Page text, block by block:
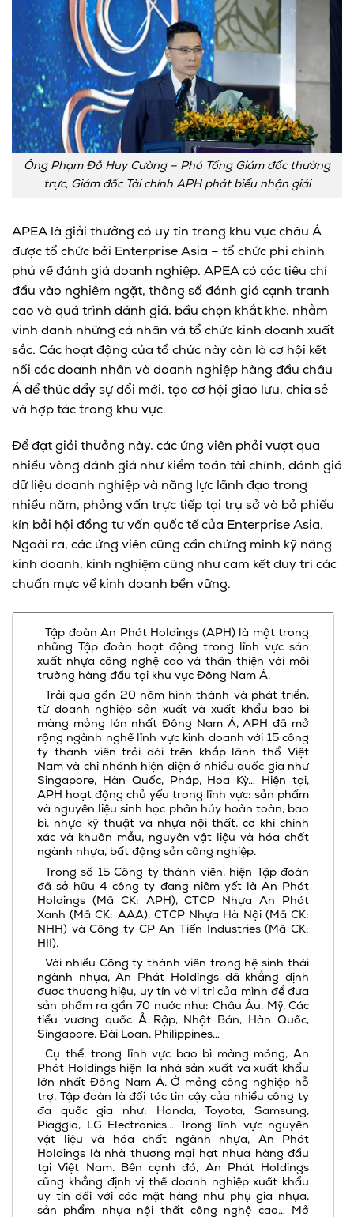
Ông Phạm Đỗ Huy Cường – Phó Tổng Giám đốc thường
trực, Giám đốc Tài chính APH phát biểu nhận giải
APEA là giải thưởng có uy tín trong khu vực châu Á
được tổ chức bởi Enterprise Asia – tổ chức phi chính
phủ về đánh giá doanh nghiệp. APEA có các tiêu chí
đầu vào nghiêm ngặt, thông số đánh giá cạnh tranh
cao và quá trình đánh giá, bầu chọn khắt khe, nhằm
vinh danh những cá nhân và tổ chức kinh doanh xuất
sắc. Các hoạt động của tổ chức này còn là cơ hội kết
nối các doanh nhân và doanh nghiệp hàng đầu châu
Á để thúc đẩy sự đổi mới, tạo cơ hội giao lưu, chia sẻ
và hợp tác trong khu vực.
Để đạt giải thưởng này, các ứng viên phải vượt qua
nhiều vòng đánh giá như kiểm toán tài chính, đánh giá
dữ liệu doanh nghiệp và năng lực lãnh đạo trong
nhiều năm, phỏng vấn trực tiếp tại trụ sở và bỏ phiếu
kín bởi hội đồng tư vấn quốc tế của Enterprise Asia.
Ngoài ra, các ứng viên cũng cần chứng minh kỹ năng
kinh doanh, kinh nghiệm cũng như cam kết duy trì các
chuẩn mực về kinh doanh bền vững.
Tập đoàn An Phát Holdings (APH) là một trong
những Tập đoàn hoạt động trong lĩnh vực sản
xuất nhựa công nghệ cao và thân thiện với môi
trường hàng đầu tại khu vực Đông Nam Á.
Trải qua gần 20 năm hình thành và phát triển,
từ doanh nghiệp sản xuất và xuất khẩu bao bì
màng mỏng lớn nhất Đông Nam Á, APH đã mở
rộng ngành nghề lĩnh vực kinh doanh với 15 công
ty thành viên trải dài trên khắp lãnh thổ Việt
Nam và chi nhánh hiện diện ở nhiều quốc gia như
Singapore, Hàn Quốc, Pháp, Hoa Kỳ… Hiện tại,
APH hoạt động chủ yếu trong lĩnh vực: sản phẩm
và nguyên liệu sinh học phân hủy hoàn toàn, bao
bì, nhựa kỹ thuật và nhựa nội thất, cơ khí chính
xác và khuôn mẫu, nguyên vật liệu và hóa chất
ngành nhựa, bất động sản công nghiệp.
Trong số 15 Công ty thành viên, hiện Tập đoàn
đã sở hữu 4 công ty đang niêm yết là An Phát
Holdings (Mã CK: APH), CTCP Nhựa An Phát
Xanh (Mã CK: AAA), CTCP Nhựa Hà Nội (Mã CK:
NHH) và Công ty CP An Tiến Industries (Mã CK:
HII).
Với nhiều Công ty thành viên trong hệ sinh thái
ngành nhựa, An Phát Holdings đã khẳng định
được thương hiệu, uy tín và vị trí của mình để đưa
sản phẩm ra gần 70 nước như: Châu Âu, Mỹ, Các
tiểu vương quốc Ả Rập, Nhật Bản, Hàn Quốc,
Singapore, Đài Loan, Philippines…
Cụ thể, trong lĩnh vực bao bì màng mỏng, An
Phát Holdings hiện là nhà sản xuất và xuất khẩu
lớn nhất Đông Nam Á. Ở mảng công nghiệp hỗ
trợ, Tập đoàn là đối tác tin cậy của nhiều công ty
đa quốc gia như: Honda, Toyota, Samsung,
Piaggio, LG Electronics… Trong lĩnh vực nguyên
vật liệu và hóa chất ngành nhựa, An Phát
Holdings là nhà thương mại hạt nhựa hàng đầu
tại Việt Nam. Bên cạnh đó, An Phát Holdings
cũng khẳng định vị thế doanh nghiệp xuất khẩu
uy tín đối với các mặt hàng như phụ gia nhựa,
sản phẩm nhựa nội thất công nghệ cao… Mở